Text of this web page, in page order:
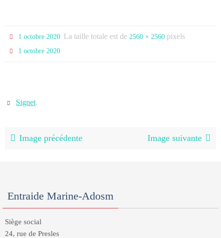
1 octobre 2020 La taille totale est de 2560 × 2560 pixels
1 octobre 2020
Signet.
Image précédente Image suivante
Entraide Marine-Adosm
Siège social
24, rue de Presles